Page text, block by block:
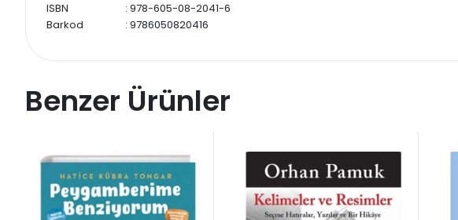
ISBN
: 978-605-08-2041-6
Barkod
: 9786050820416
Benzer Ürünler